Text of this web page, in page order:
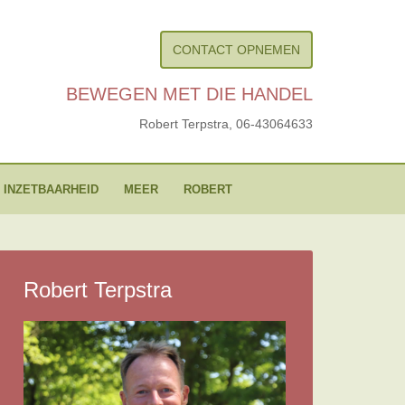
CONTACT OPNEMEN
BEWEGEN MET DIE HANDEL
Robert Terpstra, 06-43064633
INZETBAARHEID MEER ROBERT
Robert Terpstra